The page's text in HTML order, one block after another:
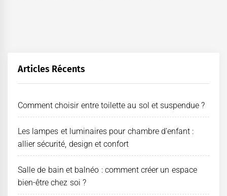
Articles Récents
Comment choisir entre toilette au sol et suspendue ?
Les lampes et luminaires pour chambre d’enfant :
allier sécurité, design et confort
Salle de bain et balnéo : comment créer un espace
bien-être chez soi ?